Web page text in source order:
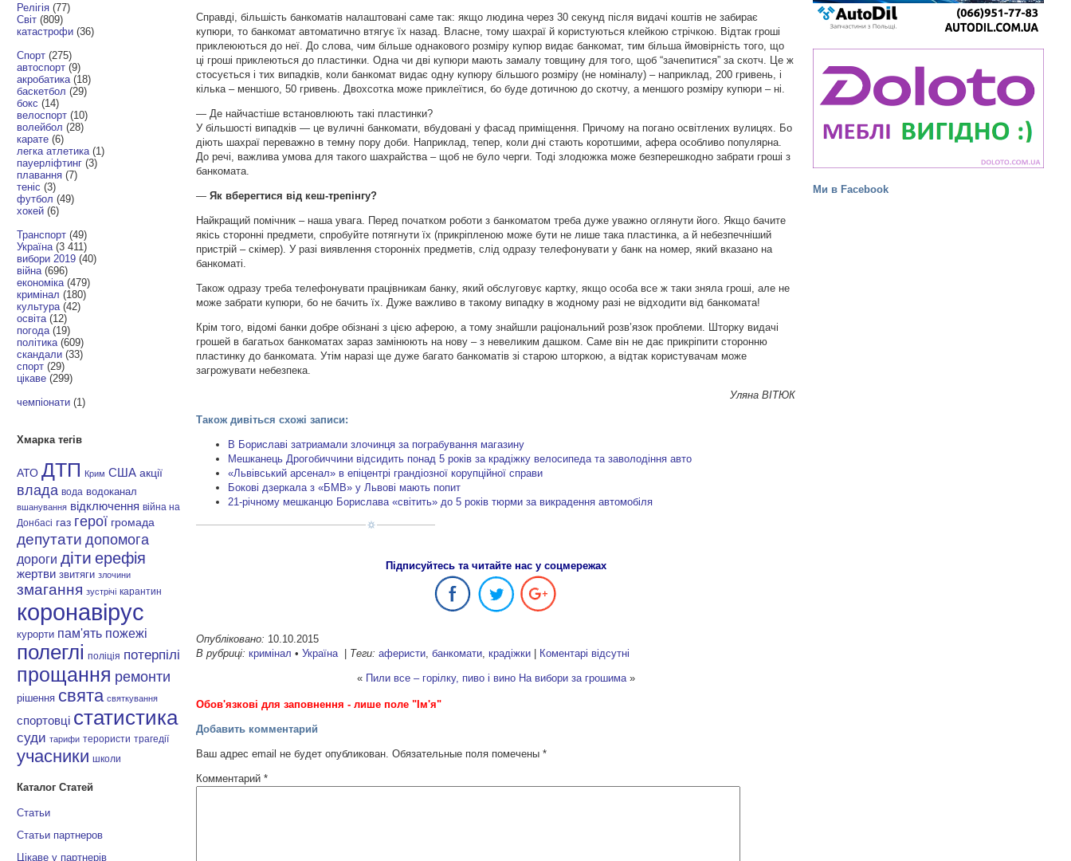
Ми в Facebook
Релігія (77)
Світ (809)
катастрофи (36)
Спорт (275)
автоспорт (9)
акробатика (18)
баскетбол (29)
бокс (14)
велоспорт (10)
волейбол (28)
карате (6)
легка атлетика (1)
пауерліфтинг (3)
плавання (7)
теніс (3)
футбол (49)
хокей (6)
Транспорт (49)
Україна (3 411)
вибори 2019 (40)
війна (696)
економіка (479)
кримінал (180)
культура (42)
освіта (12)
погода (19)
політика (609)
скандали (33)
спорт (29)
цікаве (299)
чемпіонати (1)
Хмарка тегів
АТО ДТП Крим США акції
влада вода водоканал
вшанування відключення війна на
Донбасі газ герої громада
депутати допомога
дороги діти ерефія
жертви звитяги злочини
змагання зустрічі карантин
коронавірус
курорти пам'ять пожежі
полеглі поліція потерпілі
прощання ремонти
рішення свята святкування
спортовці статистика
суди тарифи терористи трагедії
учасники школи
Каталог Статей
Статьи
Статьи партнеров
Цікаве у партнерів
Справді, більшість банкоматів налаштовані саме так: якщо людина через 30 секунд після видачі коштів не забирає
купюри, то банкомат автоматично втягує їх назад. Власне, тому шахраї й користуються клейкою стрічкою. Відтак гроші
приклеюються до неї. До слова, чим більше однакового розміру купюр видає банкомат, тим більша ймовірність того, що
ці гроші приклеються до пластинки. Одна чи дві купюри мають замалу товщину для того, щоб “зачепитися” за скотч. Це ж
стосується і тих випадків, коли банкомат видає одну купюру більшого розміру (не номіналу) – наприклад, 200 гривень, і
кілька – меншого, 50 гривень. Двохсотка може приклеїтися, бо буде дотичною до скотчу, а меншого розміру купюри – ні.
— Де найчастіше встановлюють такі пластинки?
У більшості випадків — це вуличні банкомати, вбудовані у фасад приміщення. Причому на погано освітлених вулицях. Бо
діють шахраї переважно в темну пору доби. Наприклад, тепер, коли дні стають коротшими, афера особливо популярна.
До речі, важлива умова для такого шахрайства – щоб не було черги. Тоді злодюжка може безперешкодно забрати гроші з
банкомата.
—Як вберегтися від кеш-трепінгу?
Найкращий помічник – наша увага. Перед початком роботи з банкоматом треба дуже уважно оглянути його. Якщо бачите
якісь сторонні предмети, спробуйте потягнути їх (прикріпленою може бути не лише така пластинка, а й небезпечніший
пристрій – скімер). У разі виявлення сторонніх предметів, слід одразу телефонувати у банк на номер, який вказано на
банкоматі.
Також одразу треба телефонувати працівникам банку, який обслуговує картку, якщо особа все ж таки зняла гроші, але не
може забрати купюри, бо не бачить їх. Дуже важливо в такому випадку в жодному разі не відходити від банкомата!
Крім того, відомі банки добре обізнані з цією аферою, а тому знайшли раціональний розв’язок проблеми. Шторку видачі
грошей в багатьох банкоматах зараз замінюють на нову – з невеликим дашком. Саме він не дає прикріпити сторонню
пластинку до банкомата. Утім наразі ще дуже багато банкоматів зі старою шторкою, а відтак користувачам може
загрожувати небезпека.
Уляна ВІТЮК
Також дивіться схожі записи:
В Бориславі затриaмали злочинця за пограбування магазину
Мешканець Дрогобиччини відсидить понад 5 років за крадіжку велосипеда та заволодіння авто
«Львівський арсенал» в епіцентрі грандіозної корупційної справи
Бокові дзеркала з «БМВ» у Львові мають попит
21-річному мешканцю Борислава «світить» до 5 років тюрми за викрадення автомобіля
Підписуйтесь та читайте нас у соцмережах
Опубліковано: 10.10.2015
В рубриці: кримінал •Україна | Теги: аферисти ,банкомати ,крадіжки | Коментарі відсутні
« Пили все – горілку, пиво і вино На вибори за грошима»
Обов'язкові для заповнення - лише поле "Ім'я"
Добавить комментарий
Ваш адрес email не будет опубликован. Обязательные поля помечены*
Комментарий*